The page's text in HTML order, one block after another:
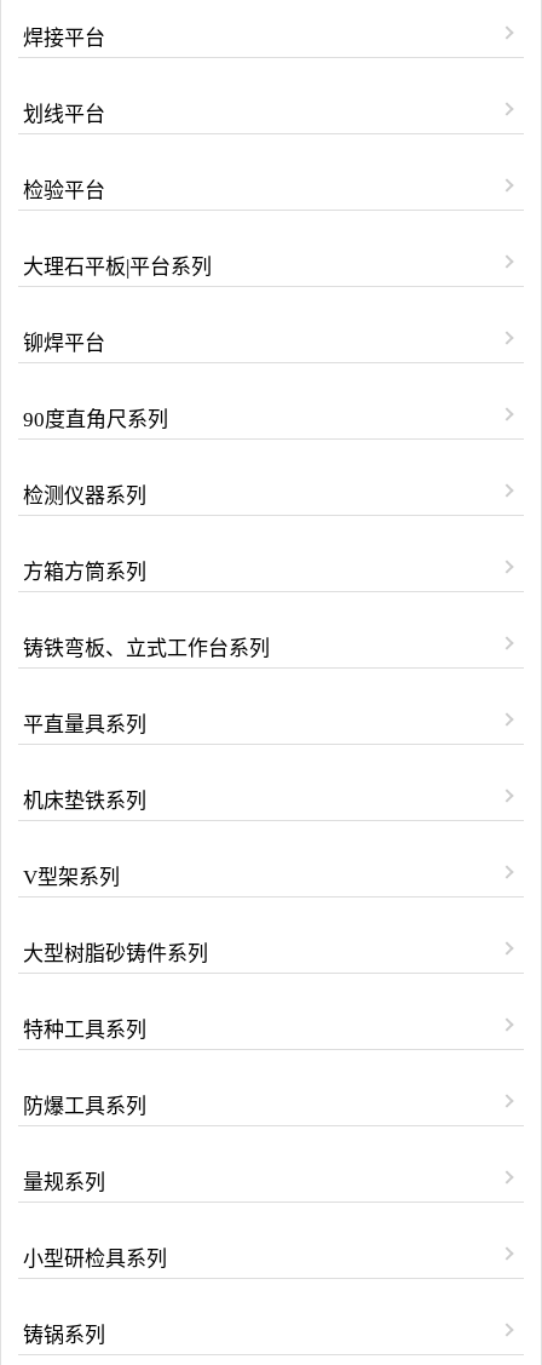
焊接平台
划线平台
检验平台
大理石平板|平台系列
铆焊平台
90度直角尺系列
检测仪器系列
方箱方筒系列
铸铁弯板、立式工作台系列
平直量具系列
机床垫铁系列
V型架系列
大型树脂砂铸件系列
特种工具系列
防爆工具系列
量规系列
小型研检具系列
铸锅系列